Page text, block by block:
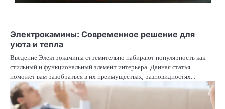
Электрокамины: Современное решение для
уюта и тепла
Введение Электрокамины стремительно набирают популярность как
стильный и функциональный элемент интерьера. Данная статья
поможет вам разобраться в их преимуществах, разновидностях…